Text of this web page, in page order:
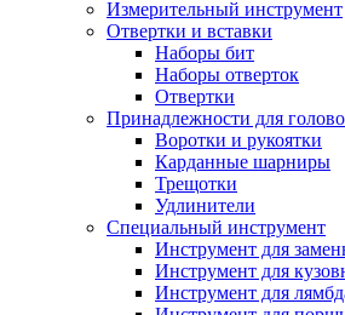
Измерительный инструмент
Отвертки и вставки
Наборы бит
Наборы отверток
Отвертки
Принадлежности для
Воротки и рукоятки
Карданные шарниры
Трещотки
Удлинители
Специальный инструмент
Инструмент для
Инструмент для
Инструмент для